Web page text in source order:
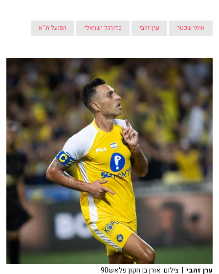
איתי שכטר ערן זהבי כדורגל ישראלי הפועל ת''א
ערן זהבי | צילום: אורן בן חקון פלאש90